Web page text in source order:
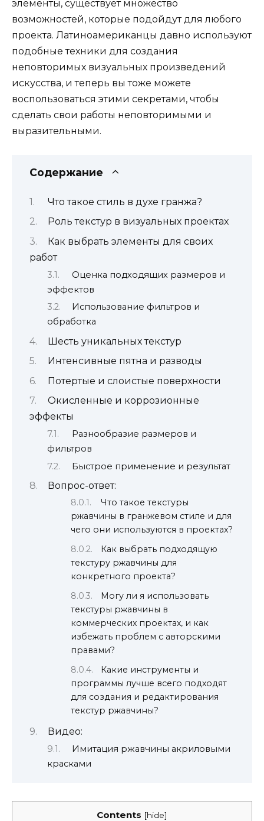
элементы, существует множество
возможностей, которые подойдут для любого
проекта. Латиноамериканцы давно используют
подобные техники для создания
неповторимых визуальных произведений
искусства, и теперь вы тоже можете
воспользоваться этими секретами, чтобы
сделать свои работы неповторимыми и
выразительными.
Содержание
Что такое стиль в духе гранжа?
Роль текстур в визуальных проектах
Как выбрать элементы для своих
работ
Оценка подходящих размеров и
эффектов
Использование фильтров и
обработка
Шесть уникальных текстур
Интенсивные пятна и разводы
Потертые и слоистые поверхности
Окисленные и коррозионные
эффекты
Разнообразие размеров и
фильтров
Быстрое применение и результат
Вопрос-ответ:
Что такое текстуры
ржавчины в гранжевом стиле и для
чего они используются в проектах?
Как выбрать подходящую
текстуру ржавчины для
конкретного проекта?
Могу ли я использовать
текстуры ржавчины в
коммерческих проектах, и как
избежать проблем с авторскими
правами?
Какие инструменты и
программы лучше всего подходят
для создания и редактирования
текстур ржавчины?
Видео:
Имитация ржавчины акриловыми
красками
Contents [hide]